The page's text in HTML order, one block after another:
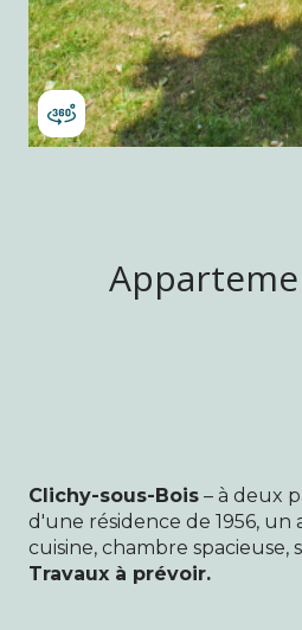
Clichy-sous-Bois – à deux
d'une résidence de 1956,
cuisine, chambre spacieuse,
Travaux à prévoir.